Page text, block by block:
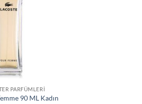
PARFÜMLERI
90 ML Kadın